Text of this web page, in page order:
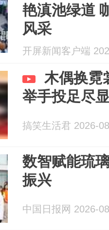
艳滇池绿道
风采
开屏新闻客户端
木偶换霓
举手投足尽
搞笑生活君 2026-
数智赋能琉
振兴
中国日报网 2026-